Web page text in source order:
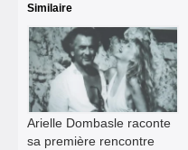
Similaire
Arielle Dombasle raconte
sa première rencontre